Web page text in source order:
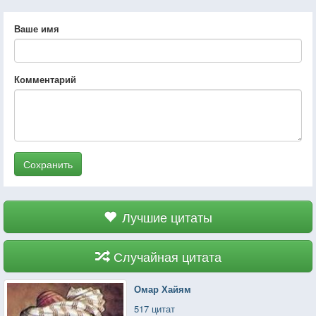
Ваше имя
Комментарий
Сохранить
Лучшие цитаты
Случайная цитата
Омар Хайям
517 цитат